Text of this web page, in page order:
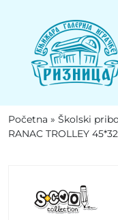
Početna » Školski
RANAC TROLLEY